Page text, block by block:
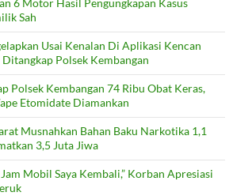
6 Motor Hasil Pengungkapan Kasus
Sah
Usai Kenalan Di Aplikasi Kencan
Polsek Kembangan
Polsek Kembangan 74 Ribu Obat Keras,
Etomidate Diamankan
Musnahkan Bahan Baku Narkotika 1,1
3,5 Juta Jiwa
Mobil Saya Kembali,” Korban Apresiasi